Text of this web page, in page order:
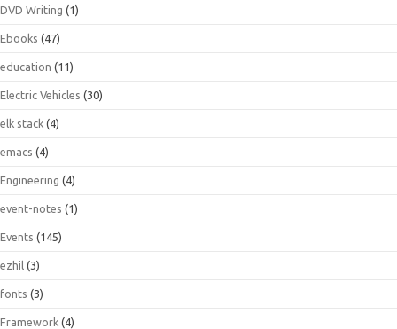
DVD Writing (1)
Ebooks (47)
education (11)
Electric Vehicles (30)
elk stack (4)
emacs (4)
Engineering (4)
event-notes (1)
Events (145)
ezhil (3)
fonts (3)
Framework (4)